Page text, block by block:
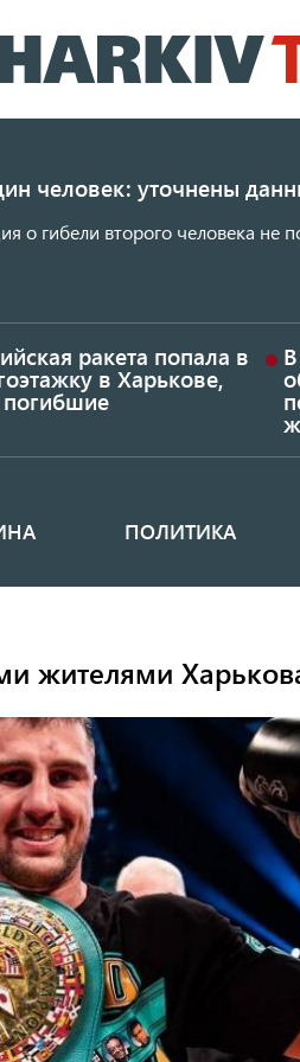
к
человек: уточнены
о гибели второго человека не
ракета попала в
в Харькове,
погибшие
ПОЛИТИКА
жителями